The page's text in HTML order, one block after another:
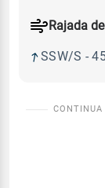
Rajada
SSW/S -